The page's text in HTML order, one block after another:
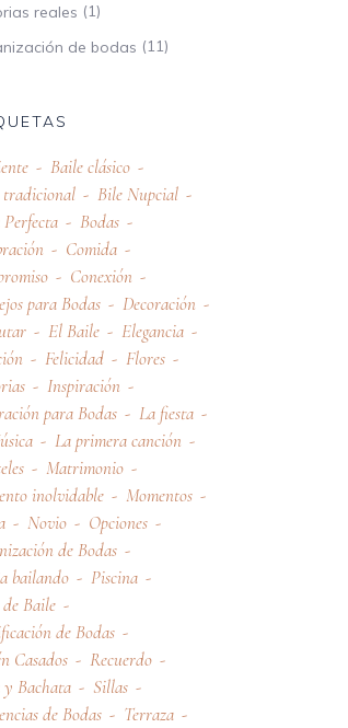
reales (1)
de bodas (11)
Baile clásico
tradicional
Bile Nupcial
Bodas
Comida
Conexión
para Bodas
Decoración
El Baile
Elegancia
Felicidad
Flores
Inspiración
para Bodas
La fiesta
La primera canción
Matrimonio
inolvidable
Momentos
Novio
Opciones
de Bodas
bailando
Piscina
Baile
de Bodas
Casados
Recuerdo
y Bachata
Sillas
de Bodas
Terraza